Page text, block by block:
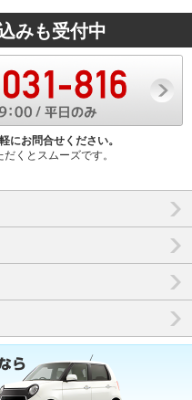
みも受付中
にお問合せください。
くとスムーズです。